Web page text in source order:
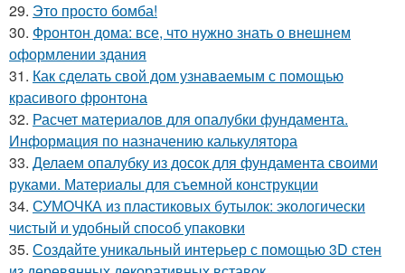
29. Это просто бомба!
30. Фронтон дома: все, что нужно знать о внешнем
оформлении здания
31. Как сделать свой дом узнаваемым с помощью
красивого фронтона
32. Расчет материалов для опалубки фундамента.
Информация по назначению калькулятора
33. Делаем опалубку из досок для фундамента своими
руками. Материалы для съемной конструкции
34. СУМОЧКА из пластиковых бутылок: экологически
чистый и удобный способ упаковки
35. Создайте уникальный интерьер с помощью 3D стен